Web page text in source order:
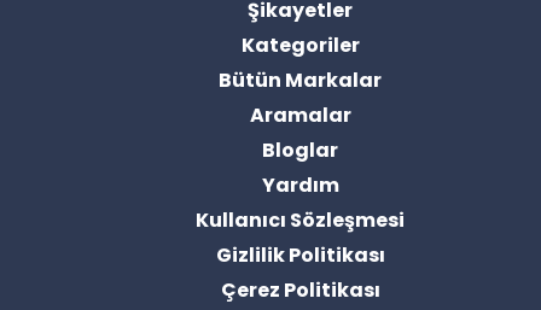
Şikayetler
Kategoriler
Bütün Markalar
Aramalar
Bloglar
Yardım
Kullanıcı Sözleşmesi
Gizlilik Politikası
Çerez Politikası